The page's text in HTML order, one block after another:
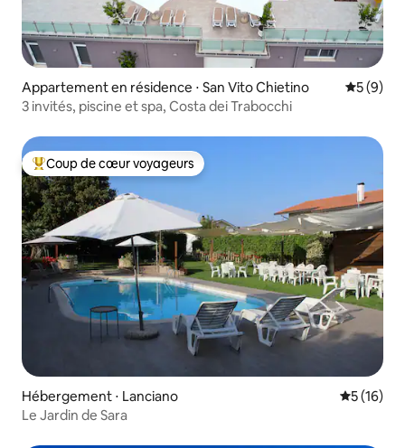
Appartement en résidence ⋅ San Vito Chietino
5 (9)
3 invités, piscine et spa, Costa dei Trabocchi
Coups de cœur voyageurs les plus appréciés
Coup de cœur voyageurs
Hébergement ⋅ Lanciano
5 (16)
Le Jardin de Sara